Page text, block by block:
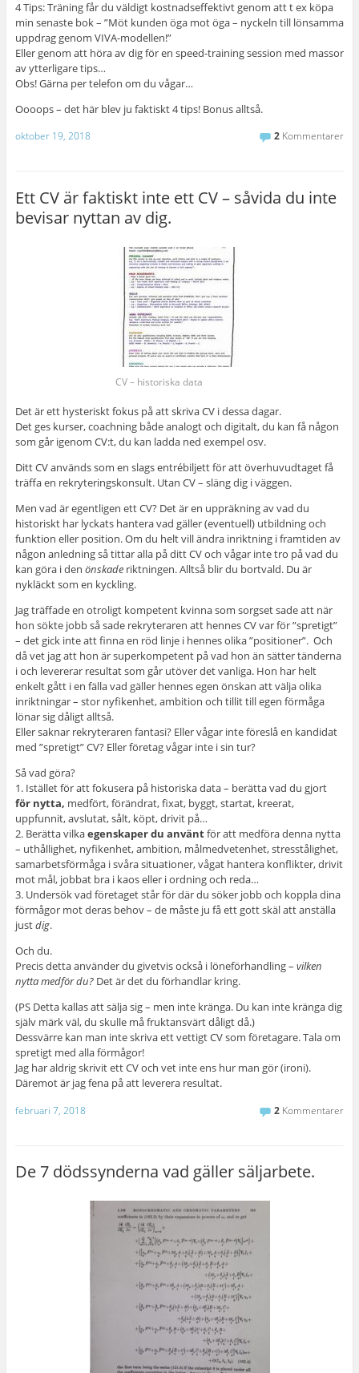
4 Tips: Träning får du väldigt kostnadseffektivt genom att t ex köpa
min senaste bok – ”Möt kunden öga mot öga – nyckeln till lönsamma
uppdrag genom VIVA-modellen!”
Eller genom att höra av dig för en speed-training session med massor
av ytterligare tips…
Obs! Gärna per telefon om du vågar…
Oooops – det här blev ju faktiskt 4 tips! Bonus alltså.
oktober 19, 2018 2 Kommentarer
Ett CV är faktiskt inte ett CV – såvida du inte
bevisar nyttan av dig.
CV – historiska data
Det är ett hysteriskt fokus på att skriva CV i dessa dagar.
Det ges kurser, coachning både analogt och digitalt, du kan få någon
som går igenom CV:t, du kan ladda ned exempel osv.
Ditt CV används som en slags entrébiljett för att överhuvudtaget få
träffa en rekryteringskonsult. Utan CV – släng dig i väggen.
Men vad är egentligen ett CV? Det är en uppräkning av vad du
historiskt har lyckats hantera vad gäller (eventuell) utbildning och
funktion eller position. Om du helt vill ändra inriktning i framtiden av
någon anledning så tittar alla på ditt CV och vågar inte tro på vad du
kan göra i den önskaderiktningen. Alltså blir du bortvald. Du är
nykläckt som en kyckling.
Jag träffade en otroligt kompetent kvinna som sorgset sade att när
hon sökte jobb så sade rekryteraren att hennes CV var för ”spretigt”
– det gick inte att finna en röd linje i hennes olika ”positioner”. Och
då vet jag att hon är superkompetent på vad hon än sätter tänderna
i och levererar resultat som går utöver det vanliga. Hon har helt
enkelt gått i en fälla vad gäller hennes egen önskan att välja olika
inriktningar – stor nyfikenhet, ambition och tillit till egen förmåga
lönar sig dåligt alltså.
Eller saknar rekryteraren fantasi? Eller vågar inte föreslå en kandidat
med ”spretigt” CV? Eller företag vågar inte i sin tur?
Så vad göra?
1. Istället för att fokusera på historiska data – berätta vad du gjort
för nytta, medfört, förändrat, fixat, byggt, startat, kreerat,
uppfunnit, avslutat, sålt, köpt, drivit på…
2. Berätta vilkaegenskaper du använtför att medföra denna nytta
– uthållighet, nyfikenhet, ambition, målmedvetenhet, stresstålighet,
samarbetsförmåga i svåra situationer, vågat hantera konflikter, drivit
mot mål, jobbat bra i kaos eller i ordning och reda…
3. Undersök vad företaget står för där du söker jobb och koppla dina
förmågor mot deras behov – de måste ju få ett gott skäl att anställa
justdig.
Och du.
Precis detta använder du givetvis också i löneförhandling – vilken
nyttamedför du? Det är det du förhandlar kring.
(PS Detta kallas att sälja sig – men inte kränga. Du kan inte kränga dig
själv märk väl, du skulle må fruktansvärt dåligt då.)
Dessvärre kan man inte skriva ett vettigt CV som företagare. Tala om
spretigt med alla förmågor!
Jag har aldrig skrivit ett CV och vet inte ens hur man gör (ironi).
Däremot är jag fena på att leverera resultat.
februari 7, 2018 2 Kommentarer
De 7 dödssynderna vad gäller säljarbete.